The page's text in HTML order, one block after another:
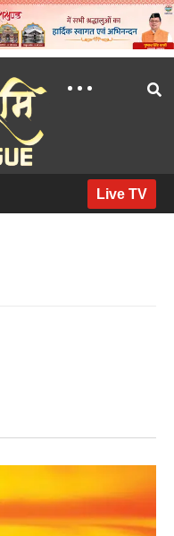
Live TV